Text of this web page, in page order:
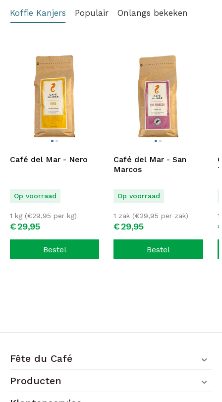
Koffie Kanjers Populair Onlangs bekeken
Café del Mar - Nero
Op voorraad
€29,95
1 kg (€29,95 per kg)
Bestel
Café del Mar - San
Marcos
Op voorraad
€29,95
1 zak (€29,95 per zak)
Bestel
Fête du Café
Producten